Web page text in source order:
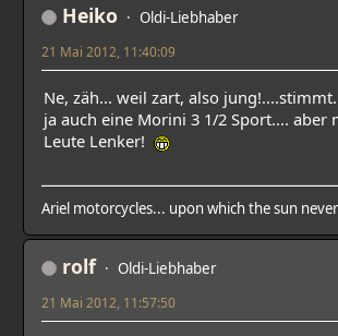
Heiko Oldi-Liebhaber
21 Mai 2012, 11:40:09
Ne, zäh... weil zart, also
ja auch eine Morini 3 1/2 Sport.... aber
Leute Lenker!
Ariel motorcycles... upon which the sun
rolf Oldi-Liebhaber
21 Mai 2012, 11:57:50